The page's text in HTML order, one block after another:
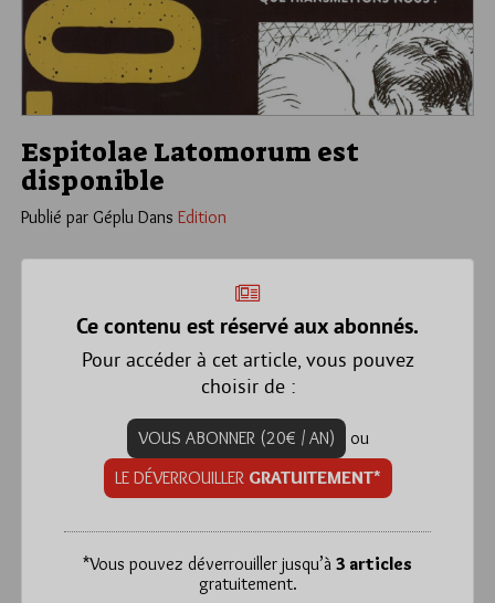
Espitolae Latomorum est
disponible
Publié par Géplu Dans Edition
Ce contenu est réservé aux abonnés.
Pour accéder à cet article, vous pouvez
choisir de :
VOUS ABONNER (20€ / AN)
ou
LE DÉVERROUILLER GRATUITEMENT*
*Vous pouvez déverrouiller jusqu’à 3 articles
gratuitement.